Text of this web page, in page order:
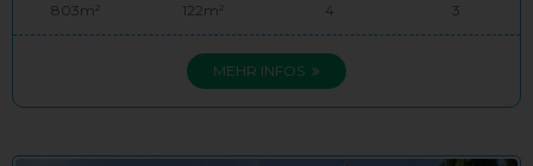
803m² 122m² 4 3
MEHR INFOS